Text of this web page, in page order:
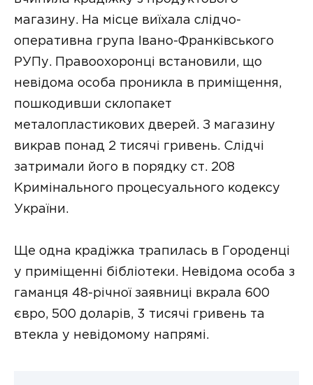
магазину. На місце виїхала слідчо-
оперативна група Івано-Франківського
РУПу. Правоохоронці встановили, що
невідома особа проникла в приміщення,
пошкодивши склопакет
металопластикових дверей. З магазину
викрав понад 2 тисячі гривень. Слідчі
затримали його в порядку ст. 208
Кримінального процесуального кодексу
України.
Ще одна крадіжка трапилась в Городенці
у приміщенні бібліотеки. Невідома особа з
гаманця 48-річної заявниці вкрала 600
євро, 500 доларів, 3 тисячі гривень та
втекла у невідомому напрямі.